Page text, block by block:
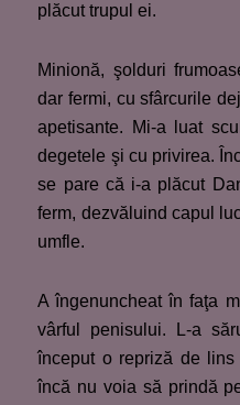
plăcut trupul ei.
Minionă, şolduri
dar fermi, cu sfârcurile
apetisante. Mi-a luat
degetele şi cu privirea.
se pare că i-a plăcut
ferm, dezvăluind capul
umfle.
A îngenuncheat în faţa
vârful penisului. L-a
început o repriză de
încă nu voia să prindă